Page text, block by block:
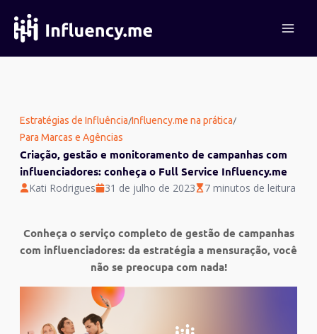
para
conteúdo
Estratégias de Influência/Influency.me na prática/
Para Marcas e Agências
Criação, gestão e monitoramento de campanhas com
influenciadores: conheça o Full Service Influency.me
Kati Rodrigues 31 de julho de 2023 7 minutos de leitura
Conheça o serviço completo de gestão de campanhas
com influenciadores: da estratégia a mensuração, você
não se preocupa com nada!